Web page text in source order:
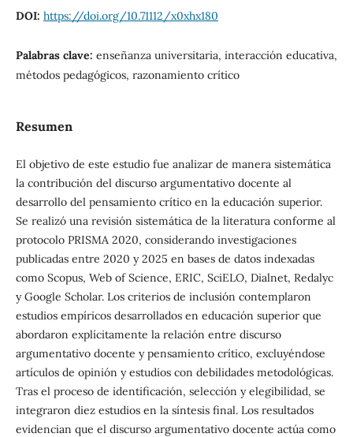
DOI: https://doi.org/10.71112/x0xhx180
Palabras clave: enseñanza universitaria, interacción educativa,
métodos pedagógicos, razonamiento crítico
Resumen
El objetivo de este estudio fue analizar de manera sistemática
la contribución del discurso argumentativo docente al
desarrollo del pensamiento crítico en la educación superior.
Se realizó una revisión sistemática de la literatura conforme al
protocolo PRISMA 2020, considerando investigaciones
publicadas entre 2020 y 2025 en bases de datos indexadas
como Scopus, Web of Science, ERIC, SciELO, Dialnet, Redalyc
y Google Scholar. Los criterios de inclusión contemplaron
estudios empíricos desarrollados en educación superior que
abordaron explícitamente la relación entre discurso
argumentativo docente y pensamiento crítico, excluyéndose
artículos de opinión y estudios con debilidades metodológicas.
Tras el proceso de identificación, selección y elegibilidad, se
integraron diez estudios en la síntesis final. Los resultados
evidencian que el discurso argumentativo docente actúa como